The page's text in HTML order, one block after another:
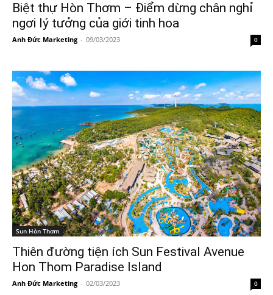
Biệt thự Hòn Thơm – Điểm dừng chân nghỉ
ngơi lý tưởng của giới tinh hoa
Anh Đức Marketing - 09/03/2023 0
Sun Hòn Thơm
Thiên đường tiện ích Sun Festival Avenue
Hon Thom Paradise Island
Anh Đức Marketing - 02/03/2023 0